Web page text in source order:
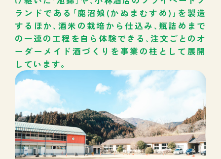
ランドである｢鹿沼娘(かぬまむすめ)｣を製造
するほか､酒米の栽培から仕込み､瓶詰めまで
の一連の工程を自ら体験できる､注文ごとのオ
ーダーメイド酒づくりを事業の柱として展開
しています。